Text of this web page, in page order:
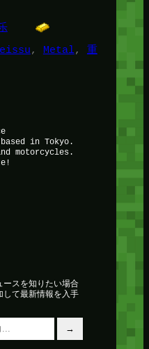
, Metal, 重
in Tokyo.
motorcycles.
ースを知りたい場合
して最新情報を入手
→